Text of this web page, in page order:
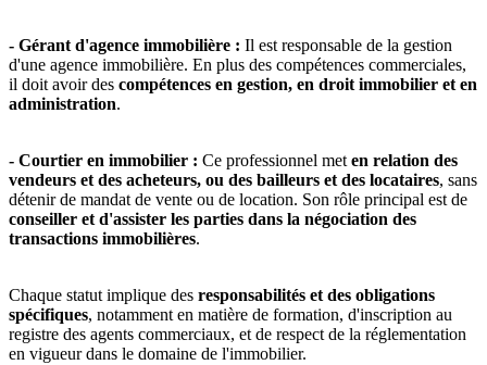
- Gérant d'agence immobilière : Il est responsable de la gestion
d'une agence immobilière. En plus des compétences commerciales,
il doit avoir des compétences en gestion, en droit immobilier et en
administration.
- Courtier en immobilier : Ce professionnel met en relation des
vendeurs et des acheteurs, ou des bailleurs et des locataires, sans
détenir de mandat de vente ou de location. Son rôle principal est de
conseiller et d'assister les parties dans la négociation des
transactions immobilières.
Chaque statut implique des responsabilités et des obligations
spécifiques, notamment en matière de formation, d'inscription au
registre des agents commerciaux, et de respect de la réglementation
en vigueur dans le domaine de l'immobilier.